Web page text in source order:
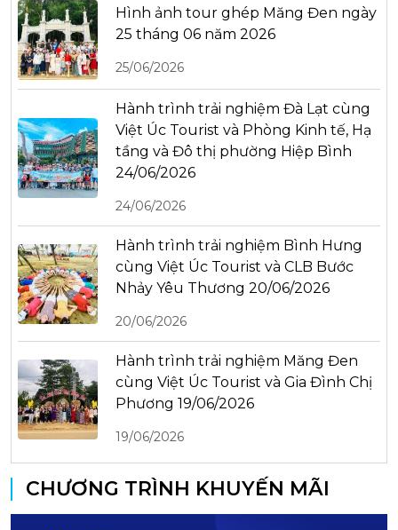
Hình ảnh tour ghép Măng Đen ngày
25 tháng 06 năm 2026
25/06/2026
Hành trình trải nghiệm Đà Lạt cùng
Việt Úc Tourist và Phòng Kinh tế, Hạ
tầng và Đô thị phường Hiệp Bình
24/06/2026
24/06/2026
Hành trình trải nghiệm Bình Hưng
cùng Việt Úc Tourist và CLB Bước
Nhảy Yêu Thương 20/06/2026
20/06/2026
Hành trình trải nghiệm Măng Đen
cùng Việt Úc Tourist và Gia Đình Chị
Phương 19/06/2026
19/06/2026
CHƯƠNG TRÌNH KHUYẾN MÃI